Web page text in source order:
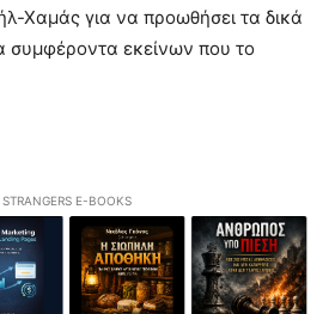
Χαμάς για να προωθήσει τα δικά
συμφέροντα εκείνων που το
STRANGERS E-BOOKS